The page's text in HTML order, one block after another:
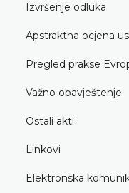
Izvršenje odluka
Apstraktna ocjena
Pregled prakse
Važno obavještenje
Ostali akti
Linkovi
Elektronska